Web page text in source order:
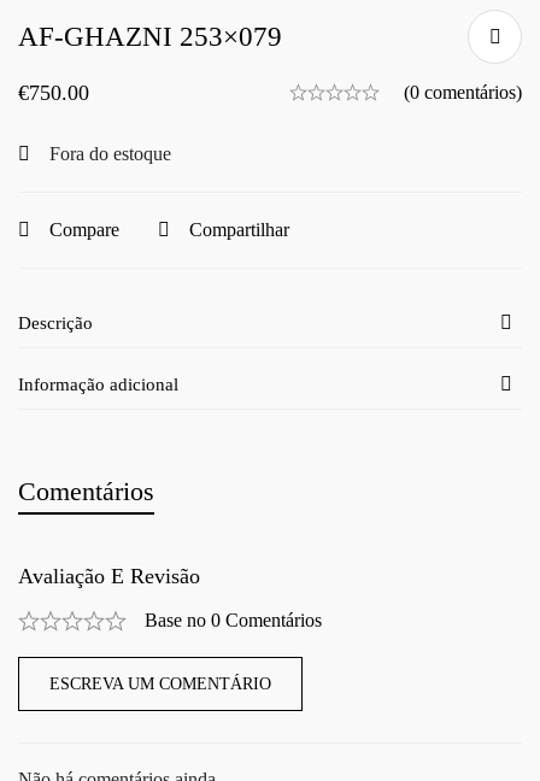
AF-GHAZNI 253×079
€750.00 (0 comentários)
Fora do estoque
Compare Compartilhar
Descrição
Informação adicional
Comentários
Avaliação E Revisão
Base no 0 Comentários
ESCREVA UM COMENTÁRIO